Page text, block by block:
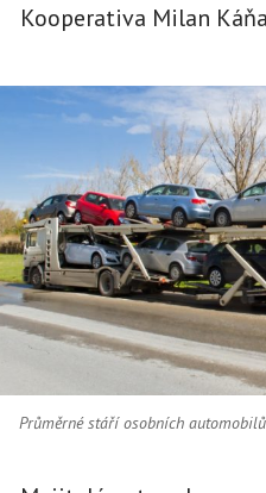
Kooperativa Milan
Průměrné stáří osobních